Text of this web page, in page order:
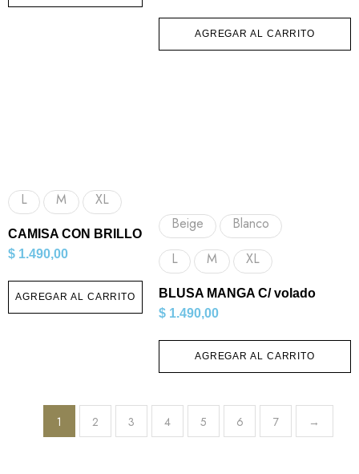
AGREGAR AL CARRITO
L M XL
CAMISA CON BRILLO
$ 1.490,00
AGREGAR AL CARRITO
Beige
Blanco
L
M XL
BLUSA MANGA C/ volado
$ 1.490,00
AGREGAR AL CARRITO
1 2 3 4 5 6 7 →